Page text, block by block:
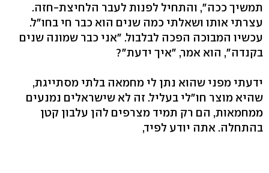
תמשיך ככה", והתחיל לפנות לעבר הלחיצת-חזה.
עצרתי אותו ושאלתי כמה שנים הוא כבר חי בחו"ל.
עכשיו המבוכה הפכה לבלבול. "אני כבר שמונה שנים
בקנדה", הוא אמר, "איך ידעת"?
ידעתי מפני שהוא נתן לי מחמאה בלתי מסתייגת,
שהיא מוצר חו"לי בעליל. זה לא שישראלים נמנעים
ממחמאות, הם רק תמיד מצרפים להן עלבון קטן
בהתחלה. אתה יודע לפיד,